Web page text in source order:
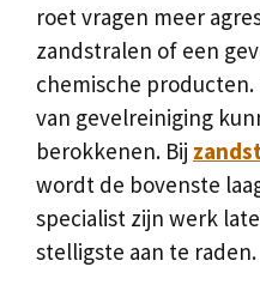
roet vragen meer
zandstralen of een
chemische
van gevelreiniging
berokkenen. Bij
wordt de bovenste
specialist zijn werk
stelligste aan te raden.